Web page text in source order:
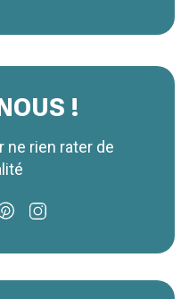
!
ne rien rater de